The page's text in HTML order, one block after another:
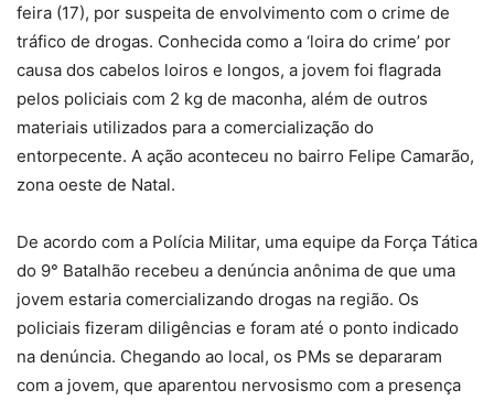
feira (17), por suspeita de envolvimento com o crime de
tráfico de drogas. Conhecida como a ‘loira do crime’ por
causa dos cabelos loiros e longos, a jovem foi flagrada
pelos policiais com 2 kg de maconha, além de outros
materiais utilizados para a comercialização do
entorpecente. A ação aconteceu no bairro Felipe Camarão,
zona oeste de Natal.
De acordo com a Polícia Militar, uma equipe da Força Tática
do 9° Batalhão recebeu a denúncia anônima de que uma
jovem estaria comercializando drogas na região. Os
policiais fizeram diligências e foram até o ponto indicado
na denúncia. Chegando ao local, os PMs se depararam
com a jovem, que aparentou nervosismo com a presença